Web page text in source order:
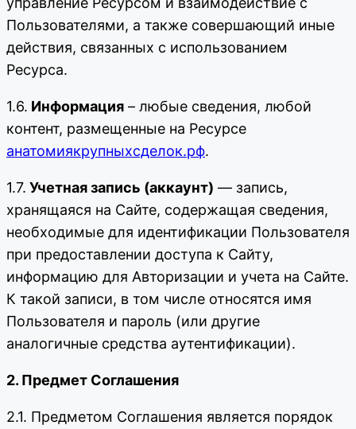
Пользователями, а также совершающий иные
действия, связанных с использованием
Ресурса.
1.6. Информация – любые сведения, любой
контент, размещенные на Ресурсе
анатомиякрупныхсделок.рф.
1.7. Учетная запись (аккаунт) — запись,
хранящаяся на Сайте, содержащая сведения,
необходимые для идентификации Пользователя
при предоставлении доступа к Сайту,
информацию для Авторизации и учета на Сайте.
К такой записи, в том числе относятся имя
Пользователя и пароль (или другие
аналогичные средства аутентификации).
2. Предмет Соглашения
2.1. Предметом Соглашения является порядок